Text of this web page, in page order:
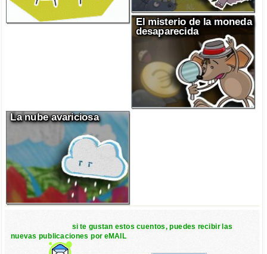
El misterio de la moneda
desaparecida
La nube avariciosa
si te gustan estos cuentos, puedes recibir las
nuevas publicaciones por eMAIL